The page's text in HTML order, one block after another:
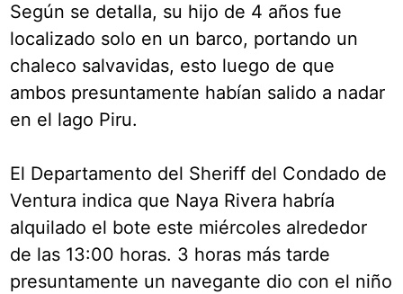
Según se detalla, su hijo de 4 años fue
localizado solo en un barco, portando un
chaleco salvavidas, esto luego de que
ambos presuntamente habían salido a nadar
en el lago Piru.
El Departamento del Sheriff del Condado de
Ventura indica que Naya Rivera habría
alquilado el bote este miércoles alrededor
de las 13:00 horas. 3 horas más tarde
presuntamente un navegante dio con el niño